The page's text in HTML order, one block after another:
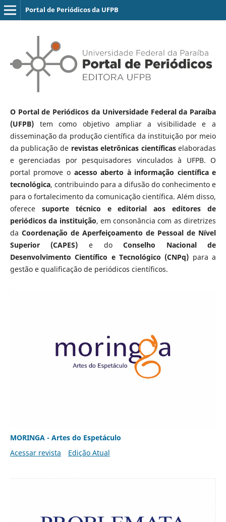
Portal de Periódicos da UFPB
O Portal de Periódicos da Universidade Federal da Paraíba
(UFPB)tem como objetivo ampliar a visibilidade e a
disseminação da produção científica da instituição por meio
da publicação de revistas eletrônicas científicaselaboradas
e gerenciadas por pesquisadores vinculados à UFPB. O
portal promove o acesso aberto à informação científica e
tecnológica, contribuindo para a difusão do conhecimento e
para o fortalecimento da comunicação científica. Além disso,
oferece suporte técnico e editorial aos editores de
periódicos da instituição, em consonância com as diretrizes
da Coordenação de Aperfeiçoamento de Pessoal de Nível
Superior (CAPES) e doConselho Nacional de
Desenvolvimento Científico e Tecnológico (CNPq) para a
gestão e qualificação de periódicos científicos.
MORINGA - Artes do Espetáculo
Acessar revista
Edição Atual